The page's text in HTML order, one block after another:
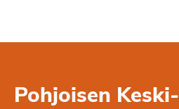
Pohjoisen Keski-